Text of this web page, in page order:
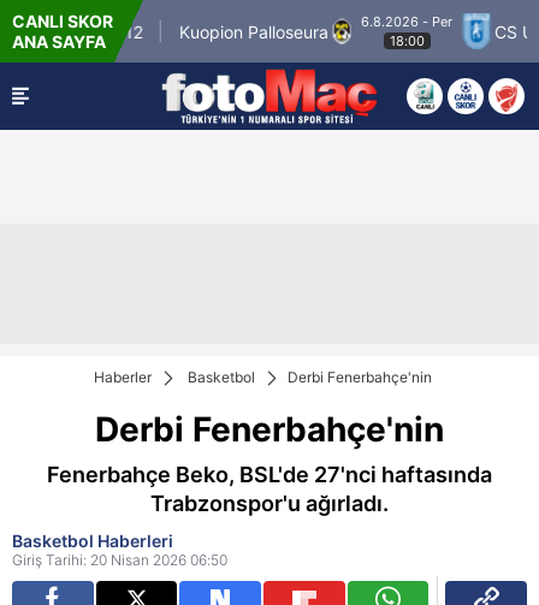
CANLI SKOR
ANA SAYFA
Match 12 Kuopion Palloseura
6.8.2026 - Per
18:00
CS
Haberler Basketbol Derbi Fenerbahçe'nin
Derbi Fenerbahçe'nin
Fenerbahçe Beko, BSL'de 27'nci haftasında
Trabzonspor'u ağırladı.
Basketbol Haberleri
Giriş Tarihi: 20 Nisan 2026 06:50